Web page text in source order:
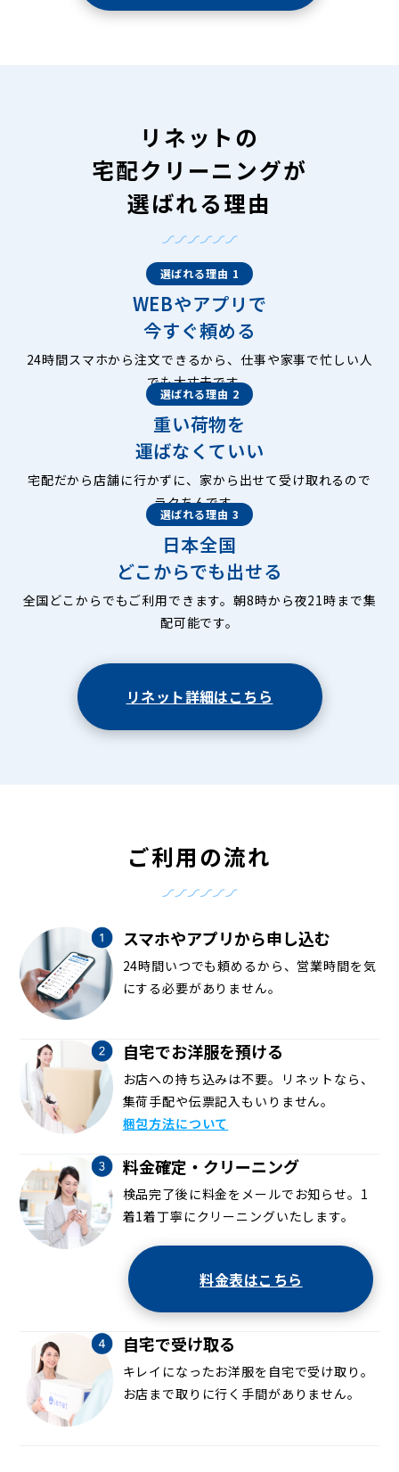
リネットの
宅配クリーニングが
選ばれる理由
選ばれる理由 1
WEBやアプリで
今すぐ頼める
24時間スマホから注文できるから、仕事や家事で忙しい人
でも大丈夫です。
選ばれる理由 2
重い荷物を
運ばなくていい
宅配だから店舗に行かずに、家から出せて受け取れるので
ラクちんです。
選ばれる理由 3
日本全国
どこからでも出せる
全国どこからでもご利用できます。朝8時から夜21時まで集
配可能です。
リネット詳細はこちら
ご利用の流れ
スマホやアプリから申し込む
24時間いつでも頼めるから、営業時間を気
にする必要がありません。
自宅でお洋服を預ける
お店への持ち込みは不要。リネットなら、
集荷手配や伝票記入もいりません。
梱包方法について
料金確定・クリーニング
検品完了後に料金をメールでお知らせ。1
着1着丁寧にクリーニングいたします。
料金表はこちら
自宅で受け取る
キレイになったお洋服を自宅で受け取り。
お店まで取りに行く手間がありません。